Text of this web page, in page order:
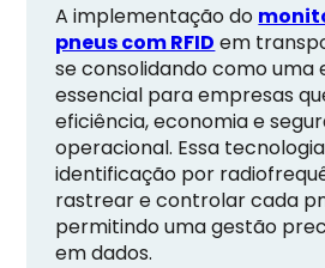
A implementação do
pneus com RFID em
se consolidando como uma
essencial para empresas
eficiência, economia e
operacional. Essa
identificação por
rastrear e controlar cada
permitindo uma gestão
em dados.